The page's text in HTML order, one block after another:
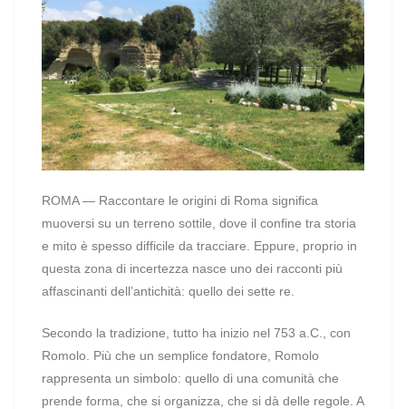
ROMA — Raccontare le origini di Roma significa
muoversi su un terreno sottile, dove il confine tra storia
e mito è spesso difficile da tracciare. Eppure, proprio in
questa zona di incertezza nasce uno dei racconti più
affascinanti dell’antichità: quello dei sette re.
Secondo la tradizione, tutto ha inizio nel 753 a.C., con
Romolo. Più che un semplice fondatore, Romolo
rappresenta un simbolo: quello di una comunità che
prende forma, che si organizza, che si dà delle regole. A